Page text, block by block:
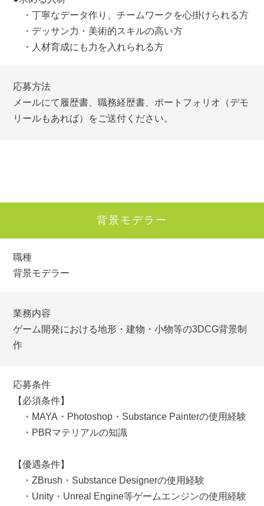
・丁寧なデータ作り、チームワークを心掛けられる方
・デッサン力・美術的スキルの高い方
・人材育成にも力を入れられる方
応募方法
メールにて履歴書、職務経歴書、ポートフォリオ（デモ
リールもあれば）をご送付ください。
背景モデラー
職種
背景モデラー
業務内容
ゲーム開発における地形・建物・小物等の3DCG背景制
作
応募条件
【必須条件】
・MAYA・Photoshop・Substance Painterの使用経験
・PBRマテリアルの知識
【優遇条件】
・ZBrush・Substance Designerの使用経験
・Unity・Unreal Engine等ゲームエンジンの使用経験